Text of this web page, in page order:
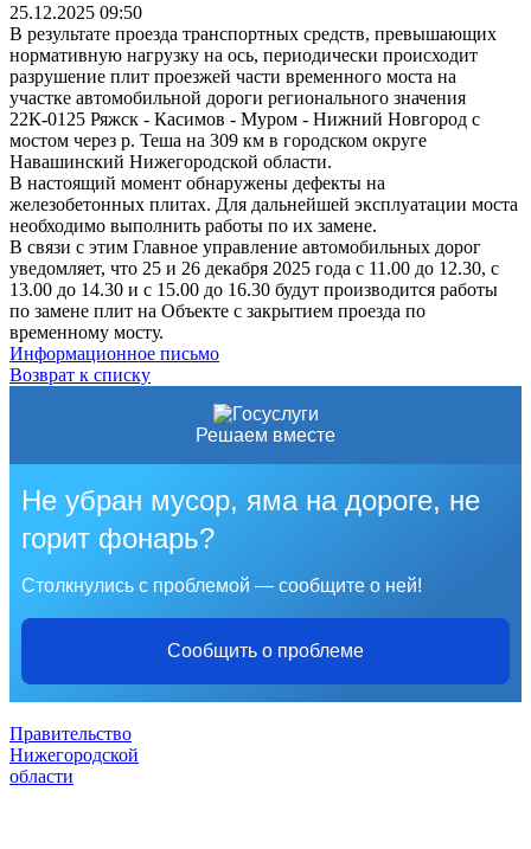
25.12.2025 09:50
В результате проезда транспортных средств, превышающих
нормативную нагрузку на ось, периодически происходит
разрушение плит проезжей части временного моста на
участке автомобильной дороги регионального значения
22К-0125 Ряжск - Касимов - Муром - Нижний Новгород с
мостом через р. Теша на 309 км в городском округе
Навашинский Нижегородской области.
В настоящий момент обнаружены дефекты на
железобетонных плитах. Для дальнейшей эксплуатации моста
необходимо выполнить работы по их замене.
В связи с этим Главное управление автомобильных дорог
уведомляет, что 25 и 26 декабря 2025 года с 11.00 до 12.30, с
13.00 до 14.30 и с 15.00 до 16.30 будут производится работы
по замене плит на Объекте с закрытием проезда по
временному мосту.
Информационное письмо
Возврат к списку
Решаем вместе
Не убран мусор, яма на дороге, не
горит фонарь?
Столкнулись с проблемой — сообщите о ней!
Сообщить о проблеме
Правительство
Нижегородской
области